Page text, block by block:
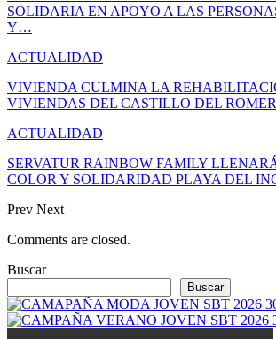
SOLIDARIA EN APOYO A LAS
Y…
ACTUALIDAD
VIVIENDA CULMINA LA
VIVIENDAS DEL CASTILLO DEL
ACTUALIDAD
SERVATUR RAINBOW FAMILY
COLOR Y SOLIDARIDAD PLAYA DEL
Prev Next
Comments are closed.
Buscar
Buscar